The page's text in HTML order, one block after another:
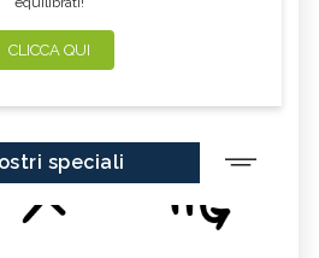
CLICCA QUI
speciali